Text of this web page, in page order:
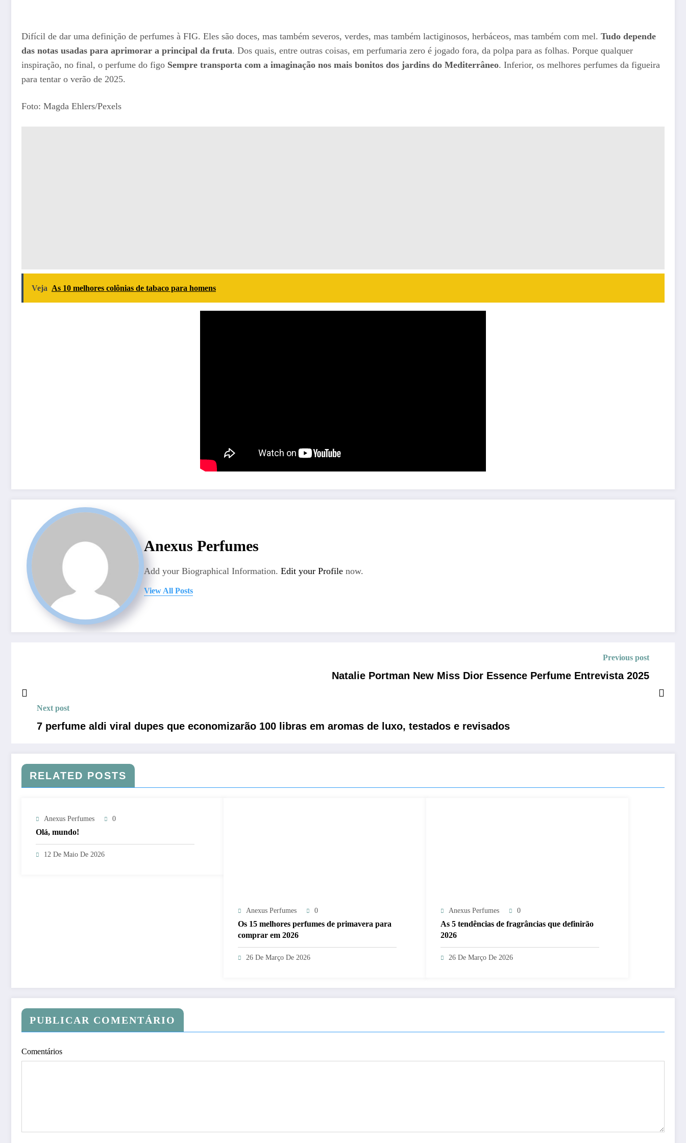
Difícil de dar uma definição de perfumes à FIG. Eles são doces, mas também severos, verdes, mas também lactiginosos, herbáceos, mas também com mel. Tudo depende
das notas usadas para aprimorar a principal da fruta. Dos quais, entre outras coisas, em perfumaria zero é jogado fora, da polpa para as folhas. Porque qualquer
inspiração, no final, o perfume do figo Sempre transporta com a imaginação nos mais bonitos dos jardins do Mediterrâneo. Inferior, os melhores perfumes da figueira
para tentar o verão de 2025.
Foto: Magda Ehlers/Pexels
Veja As 10 melhores colônias de tabaco para homens
Anexus Perfumes
Add your Biographical Information. Edit your Profile now.
View All Posts
Previous post
Natalie Portman New Miss Dior Essence Perfume Entrevista 2025
Next post
7 perfume aldi viral dupes que economizarão 100 libras em aromas de luxo, testados e revisados
RELATED POSTS
Anexus Perfumes 0
Olá, mundo!
12 De Maio De 2026
Anexus Perfumes 0
Os 15 melhores perfumes de primavera para
comprar em 2026
26 De Março De 2026
Anexus Perfumes 0
As 5 tendências de fragrâncias que definirão
2026
26 De Março De 2026
PUBLICAR COMENTÁRIO
Comentários